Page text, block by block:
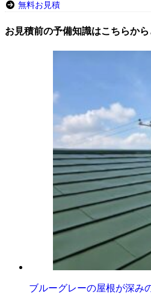
無料お見積
お見積前の予備知識はこちらか
ブルーグレーの屋根が深み